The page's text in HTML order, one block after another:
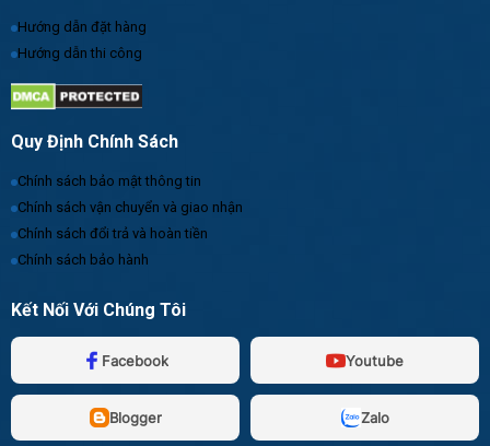
Hướng dẫn đặt hàng
Hướng dẫn thi công
Quy Định Chính Sách
Chính sách bảo mật thông tin
Chính sách vận chuyển và giao nhận
Chính sách đổi trả và hoàn tiền
Chính sách bảo hành
Kết Nối Với Chúng Tôi
Facebook Youtube
Blogger Zalo